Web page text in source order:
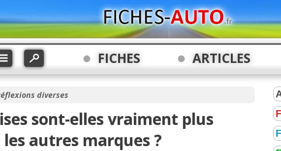
FICHES ARTICLES
diverses
sont-elles vraiment plus
autres marques ?